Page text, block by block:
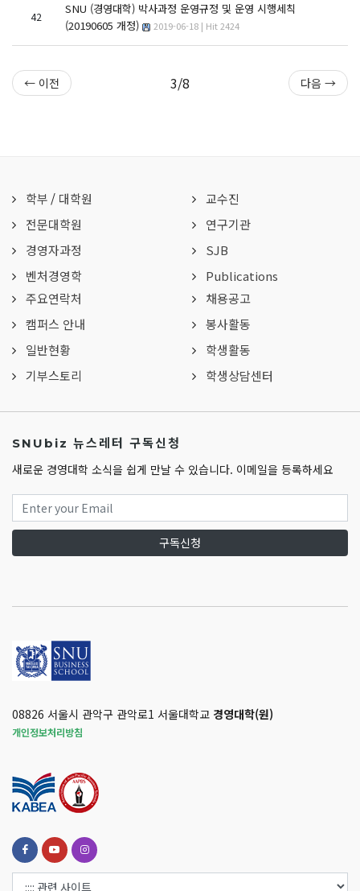
42
SNU (경영대학) 박사과정 운영규정 및 운영 시행세칙
(20190605 개정)
2019-06-18 | Hit 2424
← 이전 3/8 다음 →
학부/ 대학원
전문대학원
경영자과정
벤처경영학
교수진
연구기관
SJB
Publications
주요연락처
캠퍼스 안내
일반현황
기부스토리
채용공고
봉사활동
학생활동
학생상담센터
SNUbiz 뉴스레터 구독신청
새로운 경영대학 소식을 쉽게 만날 수 있습니다. 이메일을 등록하세요
구독신청
08826 서울시 관악구 관악로1 서울대학교 경영대학(원)
개인정보처리방침